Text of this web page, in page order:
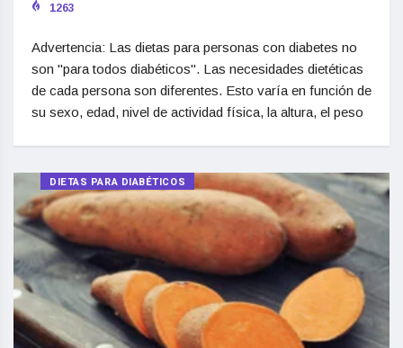
1263
Advertencia: Las dietas para personas con diabetes no
son "para todos diabéticos". Las necesidades dietéticas
de cada persona son diferentes. Esto varía en función de
su sexo, edad, nivel de actividad física, la altura, el peso
DIETAS PARA DIABÉTICOS